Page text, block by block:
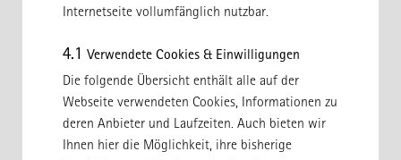
Internetseite vollumfänglich nutzbar.
4.1 Verwendete Cookies & Einwilligungen
Die folgende Übersicht enthält alle auf der
Webseite verwendeten Cookies, Informationen zu
deren Anbieter und Laufzeiten. Auch bieten wir
Ihnen hier die Möglichkeit, ihre bisherige